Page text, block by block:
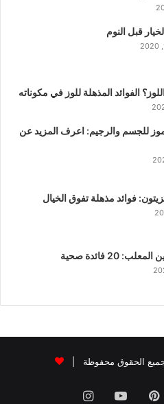
قبل النوم
الفوائد المذهلة للوز في مكوناته
للجسم والرجيم: اعرف المزيد عن
فوائد مذهلة تفوق الخيال
20 فائدة صحية
بينتيريستيوتيوبانستقرام